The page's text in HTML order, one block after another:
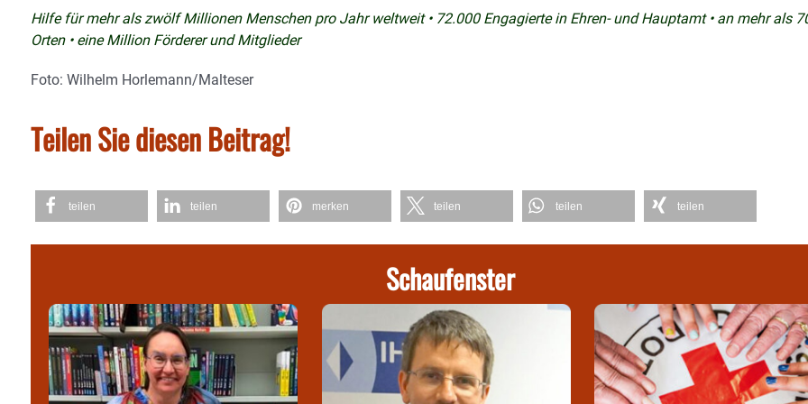
Hilfe für mehr als zwölf Millionen Menschen pro Jahr weltweit • 72.000 Engagierte in Ehren- und Hauptamt • an mehr als
Orten • eine Million Förderer und Mitglieder
Foto: Wilhelm Horlemann/Malteser
Teilen Sie diesen Beitrag!
teilen teilen merken teilen teilen teilen
Schaufenster